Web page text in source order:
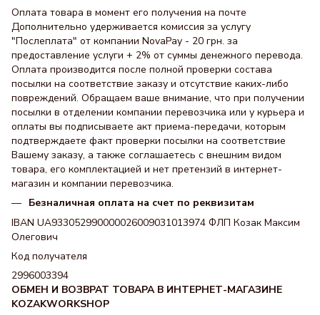
Оплата товара в момент его получения на почте
Дополнительно удерживается комиссия за услугу
"Послеплата" от компании NovaPay - 20 грн. за
предоставление услуги + 2% от суммы денежного перевода.
Оплата производится после полной проверки состава
посылки на соответствие заказу и отсутствие каких-либо
повреждений. Обращаем ваше внимание, что при получении
посылки в отделении компании перевозчика или у курьера и
оплаты вы подписываете акт приема-передачи, которым
подтверждаете факт проверки посылки на соответствие
Вашему заказу, а также соглашаетесь с внешним видом
товара, его комплектацией и нет претензий в интернет-
магазин и компании перевозчика.
Безналичная оплата на счет по реквизитам
IBAN UA933052990000026009031013974 ФЛП Козак Максим
Олегович
Код получателя
2996003394
ОБМЕН И ВОЗВРАТ ТОВАРА В ИНТЕРНЕТ-МАГАЗИНЕ
KOZAKWORKSHOP